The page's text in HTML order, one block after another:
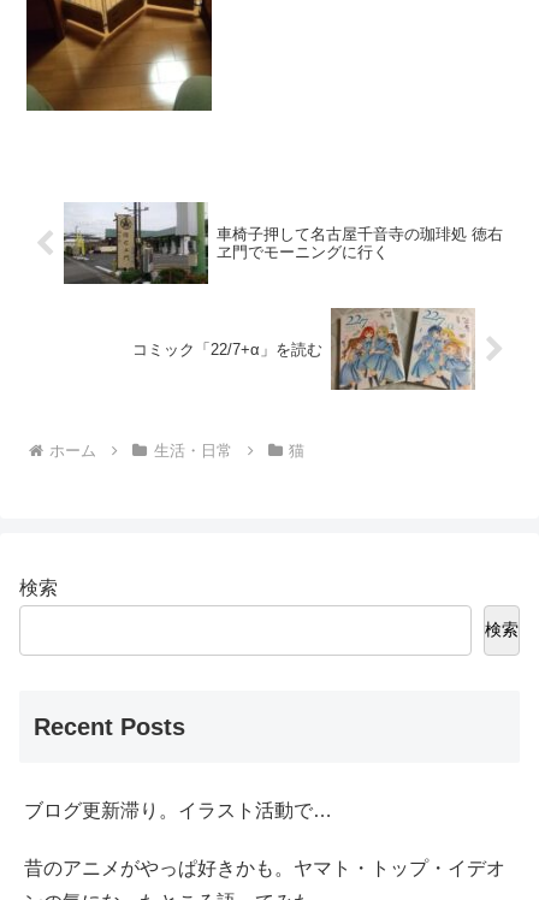
車椅子押して名古屋千音寺の珈琲処 徳右
ヱ門でモーニングに行く
コミック「22/7+α」を読む
ホーム 生活・日常 猫
検索
検索
Recent Posts
ブログ更新滞り。イラスト活動で…
昔のアニメがやっぱ好きかも。ヤマト・トップ・イデオ